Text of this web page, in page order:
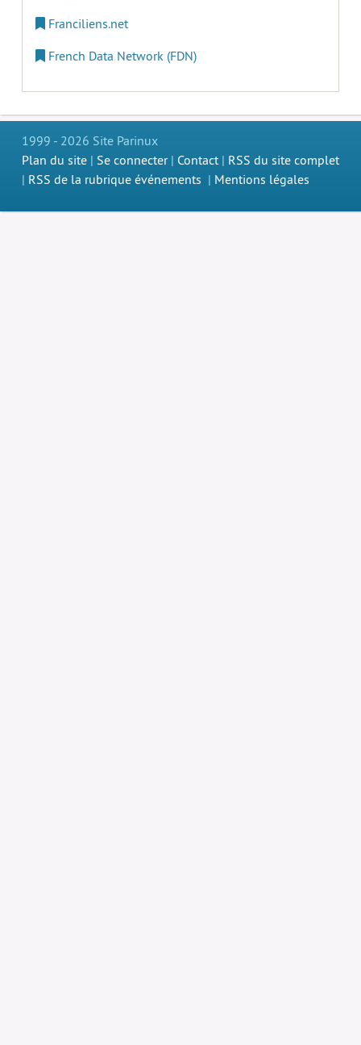
Franciliens.net
French Data Network (FDN)
1999 - 2026 Site Parinux
Plan du site | Se connecter| Contact | RSS du site complet
| RSS de la rubrique événements | Mentions légales